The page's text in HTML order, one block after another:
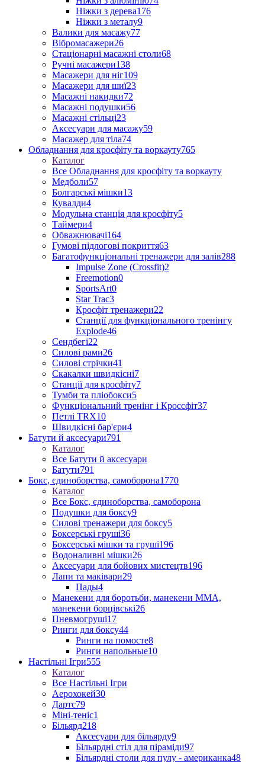
Ніжки з дерева176
Ніжки з металу9
Валики для масажу77
Вібромасажери26
Стаціонарні масажні столи68
Ручні масажери138
Масажери для ніг109
Масажери для шиї23
Масажні накидки72
Масажні подушки56
Масажні стільці23
Аксесуари для масажу59
Масажер для тіла74
Обладнання для кросфіту та воркауту765
Каталог
Все Обладнання для кросфіту та воркауту
Медболи57
Болгарські мішки13
Кувалди4
Модульна станція для кросфіту5
Таймери4
Обважнювачі164
Гумові підлогові покриття63
Багатофункціональні тренажери для залів288
Impulse Zone (Crossfit)2
Freemotion0
SportsArt0
Star Trac3
Кросфіт тренажери22
Станції для функціонального тренінгу
Explode46
Сендбегі22
Силові рами26
Силові стрічки41
Скакалки швидкісні7
Станції для кросфіту7
Тумби та пліобокси5
Функціональний тренінг і Кроссфіт37
Петлі TRX10
Швидкісні бар'єри4
Батути й аксесуари791
Каталог
Все Батути й аксесуари
Батути791
Бокс, єдиноборства, самоборона1770
Каталог
Все Бокс, єдиноборства, самоборона
Подушки для боксу9
Силові тренажери для боксу5
Боксерські груші36
Боксерські мішки та груші196
Водоналивні мішки26
Аксесуари для бойових мистецтв196
Лапи та маківари29
Пады4
Манекени для боротьби, манекени ММА,
манекени борцівські26
Пневмогруші17
Ринги для боксу44
Ринги на помосте8
Ринги напольные10
Настільні Ігри555
Каталог
Все Настільні Ігри
Аерохокей30
Дартс79
Міні-теніс1
Більярд218
Аксесуари для більярду9
Більярдні стіл для піраміди97
Більярдні столи для пулу - американка48